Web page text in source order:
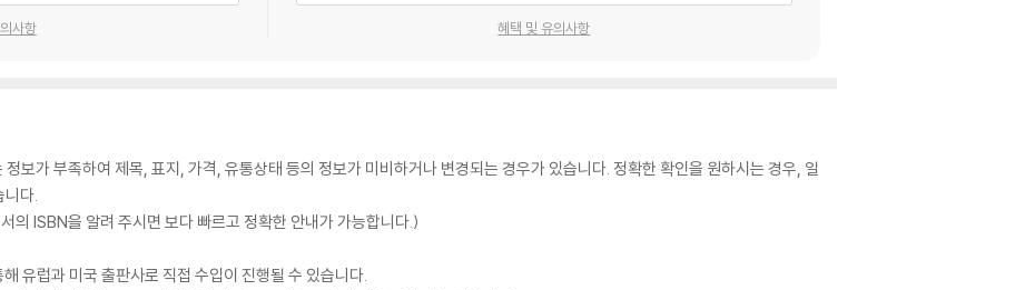
사항 혜택 및 유의사항
보가 부족하여 제목, 표지, 가격, 유통상태 등의 정보가 미비하거나 변경되는 경우가 있습니다. 정확한 확인을 원하시는 경우, 일
니다.
의 ISBN을 알려 주시면 보다 빠르고 정확한 안내가 가능합니다.)
유럽과 미국 출판사로 직접 수입이 진행될 수 있습니다.